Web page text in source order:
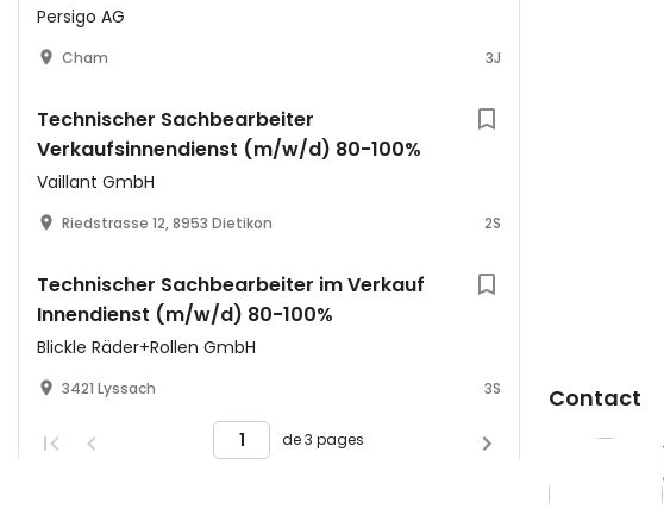
Persigo AG
Cham 3J
Technischer Sachbearbeiter
Verkaufsinnendienst (m/w/d) 80-100%
Vaillant GmbH
Riedstrasse 12, 8953 Dietikon 2S
Technischer Sachbearbeiter im Verkauf
Innendienst (m/w/d) 80-100%
Blickle Räder+Rollen GmbH
3421 Lyssach 3S
de 3 pages
Contact